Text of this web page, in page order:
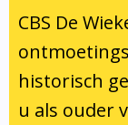
Bibliotheek
Verlof
Te weinig
CBS De
historisch
u als ouder